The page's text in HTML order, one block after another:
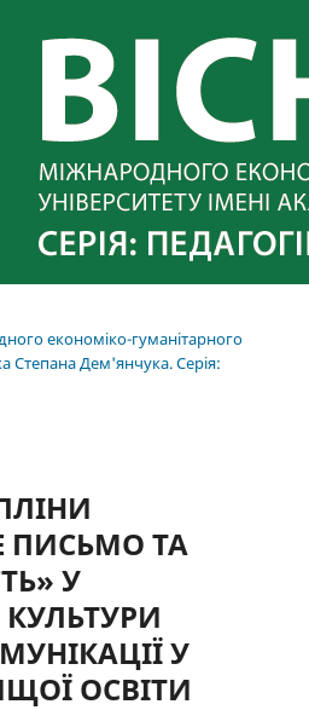
економіко-гуманітарного
Степана Дем'янчука. Серія:
ПИСЬМО ТА
У
У
ОСВІТИ